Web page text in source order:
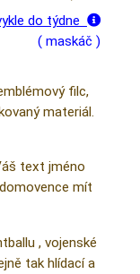
do týdne
( maskáč )
filc,
materiál.
text jméno
mít
, vojenské
tak hlídací a